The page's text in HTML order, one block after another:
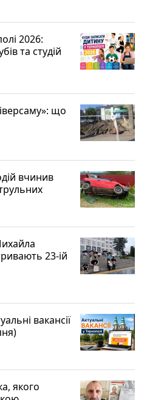
2026:
та студій
що
вчинив
23-ій
вакансії
якого